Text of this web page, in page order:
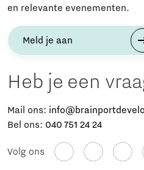
en relevante evenementen.
Meld je aan
Heb je een
Mail ons:
Bel ons: 040 751 24 24
Volg ons